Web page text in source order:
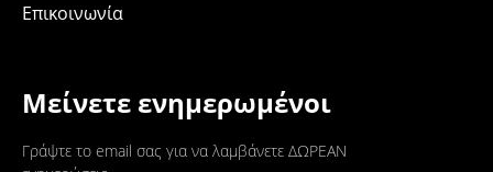
Μείνετε ενημερωμένοι
Γράψτε το email σας για να λαμβάνετε ΔΩΡΕΑΝ
Επικοινωνία